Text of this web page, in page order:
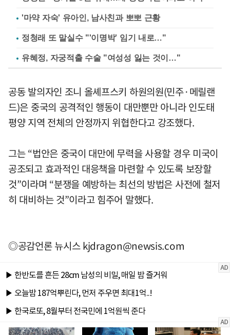
'마약 자숙' 유아인, 남사친과 뽀뽀 근황
정청래 또 말실수 "'이명박' 임기 내로…"
유혜정, 자궁적출 수술 "여성성 잃는 것이…"
공동 발의자인 조니 올셰프스키 하원의원(민주·메릴랜
드)은 중국의 공격적인 행동이 대만뿐만 아니라 인도태
평양 지역 전체의 안정까지 위협한다고 강조했다.
그는 “법안은 중국이 대만에 무력을 사용할 경우 미국이
공조되고 효과적인 대응책을 마련할 수 있도록 보장할
것”이라며 “분쟁을 예방하는 최선의 방법은 사전에 철저
히 대비하는 것”이라고 힘주어 말했다.
◎공감언론 뉴시스kjdragon@newsis.com